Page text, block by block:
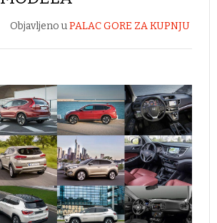
Objavljeno uPALAC GORE ZA KUPNJU